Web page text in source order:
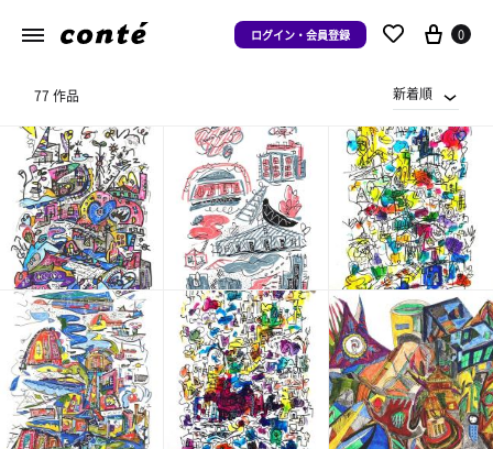
ログイン・会員登録 0
77 作品 新着順